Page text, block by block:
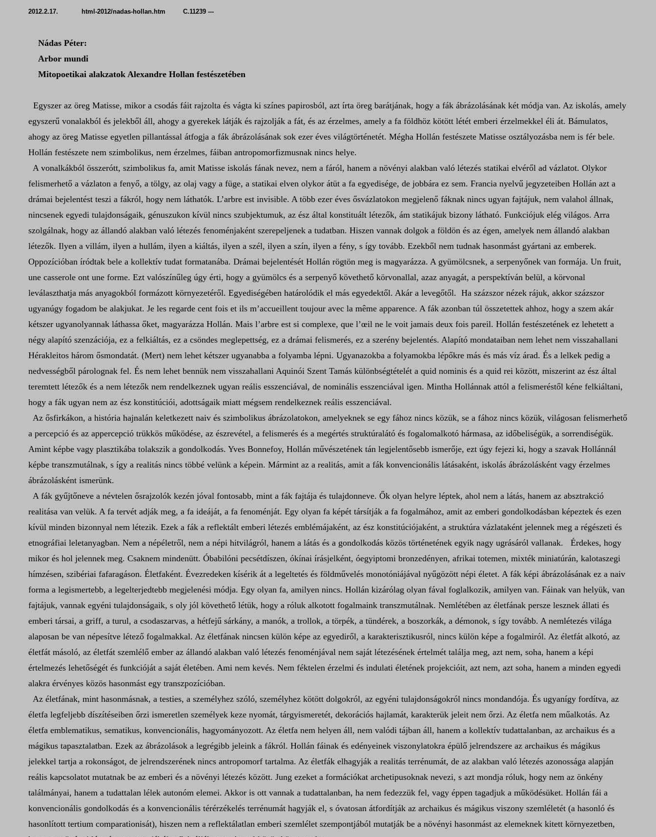
2012.2.17. html-2012/nadas-hollan.htm C.11239 ---
Nádas Péter:
Arbor mundi
Mitopoetikai alakzatok Alexandre Hollan festészetében
Egyszer az öreg Matisse, mikor a csodás fáit rajzolta és vágta ki színes papirosból, azt írta öreg barátjának, hogy a fák ábrázolásának két módja van. Az iskolás, amely
egyszerű vonalakból és jelekből áll, ahogy a gyerekek látják és rajzolják a fát, és az érzelmes, amely a fa földhöz kötött létét emberi érzelmekkel éli át. Bámulatos,
ahogy az öreg Matisse egyetlen pillantással átfogja a fák ábrázolásának sok ezer éves világtörténetét. Mégha Hollán festészete Matisse osztályozásba nem is fér bele.
Hollán festészete nem szimbolikus, nem érzelmes, fáiban antropomorfizmusnak nincs helye.
A vonalkákból összerótt, szimbolikus fa, amit Matisse iskolás fának nevez, nem a fáról, hanem a növényi alakban való létezés statikai elvéről ad vázlatot. Olykor
felismerhető a vázlaton a fenyő, a tölgy, az olaj vagy a füge, a statikai elven olykor átüt a fa egyedisége, de jobbára ez sem. Francia nyelvű jegyzeteiben Hollán azt a
drámai bejelentést teszi a fákról, hogy nem láthatók. L’arbre est invisible. A több ezer éves ősvázlatokon megjelenő fáknak nincs ugyan fajtájuk, nem valahol állnak,
nincsenek egyedi tulajdonságaik, génuszukon kívül nincs szubjektumuk, az ész által konstituált létezők, ám statikájuk bizony látható. Funkciójuk elég világos. Arra
szolgálnak, hogy az állandó alakban való létezés fenoménjaként szerepeljenek a tudatban. Hiszen vannak dolgok a földön és az égen, amelyek nem állandó alakban
létezők. Ilyen a villám, ilyen a hullám, ilyen a kiáltás, ilyen a szél, ilyen a szín, ilyen a fény, s így tovább. Ezekből nem tudnak hasonmást gyártani az emberek.
Oppozícióban íródtak bele a kollektív tudat formatanába. Drámai bejelentését Hollán rögtön meg is magyarázza. A gyümölcsnek, a serpenyőnek van formája. Un fruit,
une casserole ont une forme. Ezt valószínűleg úgy érti, hogy a gyümölcs és a serpenyő követhető körvonallal, azaz anyagát, a perspektíván belül, a körvonal
leválaszthatja más anyagokból formázott környezetéről. Egyediségében határolódik el más egyedektől. Akár a levegőtől. Ha százszor nézek rájuk, akkor százszor
ugyanúgy fogadom be alakjukat. Je les regarde cent fois et ils m’accueillent toujour avec la même apparence. A fák azonban túl összetettek ahhoz, hogy a szem akár
kétszer ugyanolyannak láthassa őket, magyarázza Hollán. Mais l’arbre est si complexe, que l’œil ne le voit jamais deux fois pareil. Hollán festészetének ez lehetett a
négy alapító szenzációja, ez a felkiáltás, ez a csöndes meglepettség, ez a drámai felismerés, ez a szerény bejelentés. Alapító mondataiban nem lehet nem visszahallani
Hérakleitos három ősmondatát. (Mert) nem lehet kétszer ugyanabba a folyamba lépni. Ugyanazokba a folyamokba lépőkre más és más víz árad. És a lelkek pedig a
nedvességből párolognak fel. És nem lehet bennük nem visszahallani Aquinói Szent Tamás különbségtételét a quid nominis és a quid rei között, miszerint az ész által
teremtett létezők és a nem létezők nem rendelkeznek ugyan reális esszenciával, de nominális esszenciával igen. Mintha Hollánnak attól a felismeréstől kéne felkiáltani,
hogy a fák ugyan nem az ész konstitúciói, adottságaik miatt mégsem rendelkeznek reális esszenciával.
Az ősfirkákon, a história hajnalán keletkezett naiv és szimbolikus ábrázolatokon, amelyeknek se egy fához nincs közük, se a fához nincs közük, világosan felismerhető
a percepció és az appercepció trükkös működése, az észrevétel, a felismerés és a megértés struktúralátó és fogalomalkotó hármasa, az időbeliségük, a sorrendiségük.
Amint képbe vagy plasztikába tolakszik a gondolkodás. Yves Bonnefoy, Hollán művészetének tán legjelentősebb ismerője, ezt úgy fejezi ki, hogy a szavak Hollánnál
képbe transzmutálnak, s így a realitás nincs többé velünk a képein. Mármint az a realitás, amit a fák konvencionális látásaként, iskolás ábrázolásként vagy érzelmes
ábrázolásként ismerünk.
A fák gyűjtőneve a névtelen ősrajzolók kezén jóval fontosabb, mint a fák fajtája és tulajdonneve. Ők olyan helyre léptek, ahol nem a látás, hanem az absztrakció
realitása van velük. A fa tervét adják meg, a fa ideáját, a fa fenoménját. Egy olyan fa képét társítják a fa fogalmához, amit az emberi gondolkodásban képeztek és ezen
kívül minden bizonnyal nem létezik. Ezek a fák a reflektált emberi létezés emblémájaként, az ész konstitúciójaként, a struktúra vázlataként jelennek meg a régészeti és
etnográfiai leletanyagban. Nem a népéletről, nem a népi hitvilágról, hanem a látás és a gondolkodás közös történetének egyik nagy ugrásáról vallanak.
Érdekes, hogy
mikor és hol jelennek meg. Csaknem mindenütt. Óbabilóni pecsétdíszen, ókínai írásjelként, óegyiptomi bronzedényen, afrikai totemen, mixték miniatúrán, kalotaszegi
hímzésen, szibériai fafaragáson. Életfaként. Évezredeken kísérik át a legeltetés és földművelés monotóniájával nyűgözött népi életet. A fák képi ábrázolásának ez a naiv
forma a legismertebb, a legelterjedtebb megjelenési módja. Egy olyan fa, amilyen nincs. Hollán kizárólag olyan fával foglalkozik, amilyen van. Fáinak van helyük, van
fajtájuk, vannak egyéni tulajdonságaik, s oly jól követhető létük, hogy a róluk alkotott fogalmaink transzmutálnak. Nemlétében az életfának persze lesznek állati és
emberi társai, a griff, a turul, a csodaszarvas, a hétfejű sárkány, a manók, a trollok, a törpék, a tündérek, a boszorkák, a démonok, s így tovább. A nemlétezés világa
alaposan be van népesítve létező fogalmakkal. Az életfának nincsen külön képe az egyediről, a karakterisztikusról, nincs külön képe a fogalmiról. Az életfát alkotó, az
életfát másoló, az életfát szemlélő ember az állandó alakban való létezés fenoménjával nem saját létezésének értelmét találja meg, azt nem, soha, hanem a képi
értelmezés lehetőségét és funkcióját a saját életében. Ami nem kevés. Nem féktelen érzelmi és indulati életének projekcióit, azt nem, azt soha, hanem a minden egyedi
alakra érvényes közös hasonmást egy transzpozícióban.
Az életfának, mint hasonmásnak, a testies, a személyhez szóló, személyhez kötött dolgokról, az egyéni tulajdonságokról nincs mondandója. És ugyanígy fordítva, az
életfa legfeljebb díszítéseiben őrzi ismeretlen személyek keze nyomát, tárgyismeretét, dekorációs hajlamát, karakterük jeleit nem őrzi. Az életfa nem műalkotás. Az
életfa emblematikus, sematikus, konvencionális, hagyományozott. Az életfa nem helyen áll, nem valódi tájban áll, hanem a kollektív tudattalanban, az archaikus és a
mágikus tapasztalatban. Ezek az ábrázolások a legrégibb jeleink a fákról. Hollán fáinak és edényeinek viszonylatokra épülő jelrendszere az archaikus és mágikus
jelekkel tartja a rokonságot, de jelrendszerének nincs antropomorf tartalma. Az életfák elhagyják a realitás terrénumát, de az alakban való létezés azonossága alapján
reális kapcsolatot mutatnak be az emberi és a növényi létezés között. Jung ezeket a formációkat archetipusoknak nevezi, s azt mondja róluk, hogy nem az önkény
találmányai, hanem a tudattalan lélek autonóm elemei. Akkor is ott vannak a tudattalanban, ha nem fedezzük fel, vagy éppen tagadjuk a működésüket. Hollán fái a
konvencionális gondolkodás és a konvencionális térérzékelés terrénumát hagyják el, s óvatosan átfordítják az archaikus és mágikus viszony szemléletét (a hasonló és
hasonlított tertium comparationisát), hiszen nem a reflektálatlan emberi szemlélet szempontjából mutatják be a növényi hasonmást az elemeknek kitett környezetben,